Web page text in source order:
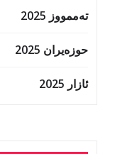
تەممووز 2025
حوزه‌یران 2025
ئازار 2025